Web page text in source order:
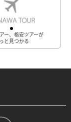
ー、格安ツアーが
と見つかる